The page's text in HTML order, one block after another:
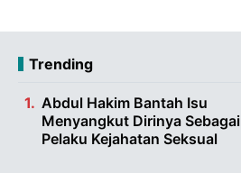
Trending
Abdul Hakim Bantah Isu
Menyangkut Dirinya Sebagai
Pelaku Kejahatan Seksual